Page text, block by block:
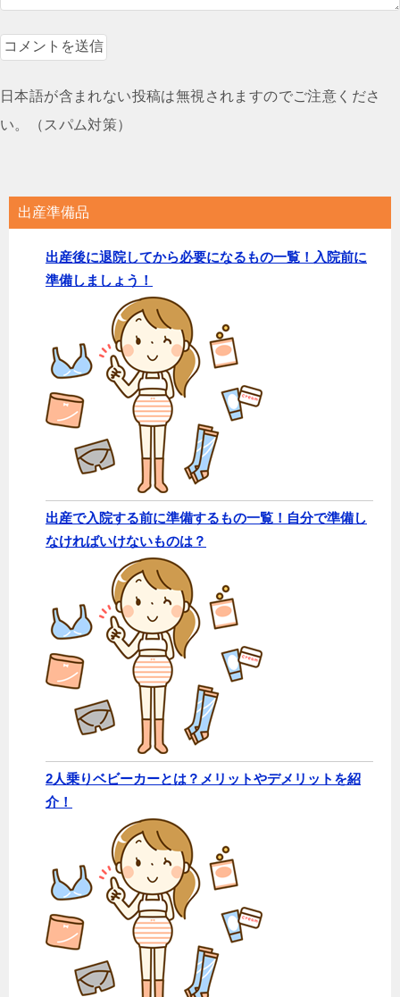
日本語が含まれない投稿は無視されますのでご注意くださ
い。（スパム対策）
出産準備品
出産後に退院してから必要になるもの一覧！入院前に
準備しましょう！
出産で入院する前に準備するもの一覧！自分で準備し
なければいけないものは？
2人乗りベビーカーとは？メリットやデメリットを紹
介！